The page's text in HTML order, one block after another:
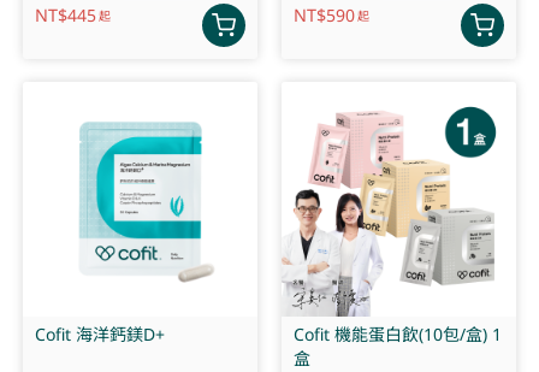
NT$445起 NT$590起
Cofit 海洋鈣鎂D+
Cofit 機能蛋白飲(10包/盒) 1
盒